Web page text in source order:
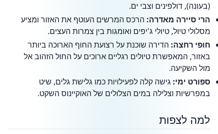
(בעונה), דולפינים וצבי ים.
הרי סיירה מאדרה: הרכס המרשים העוטף את האזור ומציע
מסלולי טיול, טיולי ג'יפים ואומגות בין צמרות העצים.
חופי רחצה: הדירה שוכנת על רצועת החוף הארוכה ביותר
באזור, המאפשרת טיולים רגליים ארוכים על החול הזהוב אל
מול השקיעה.
ספורט ימי: גישה קלה לפעילויות כמו גלישת גלים, שיט
במפרשיות וצלילה במים הצלולים של האוקיינוס השקט.
למה לצפות